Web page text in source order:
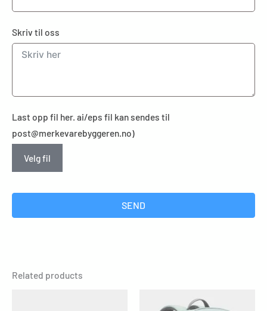
Skriv til oss
Last opp fil her. ai/eps fil kan sendes til
post@merkevarebyggeren.no)
Velg fil
SEND
Related products